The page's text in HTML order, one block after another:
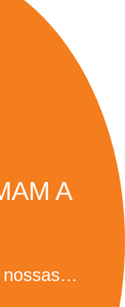
A
nossas…